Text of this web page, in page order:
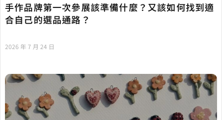
手作品牌第一次參展該準備什麼？又該如何找到適
合自己的選品通路？
2026 年 7 月 24 日